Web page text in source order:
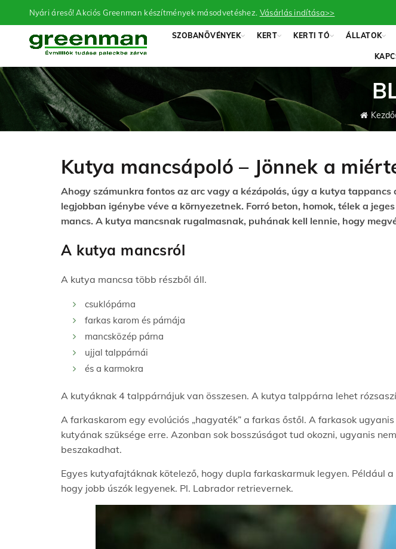
Nyári áreső! Akciós Greenman készítmények másodvetéshez. Vásárlás indítása>>
SZOBANÖVÉNYEK KERT KERTI TÓ ÁLLATOK
Kutya mancsápoló – Jönnek a
Ahogy számunkra fontos az arc vagy a kézápolás, úgy a kutya
legjobban igénybe véve a környezetnek. Forró beton, homok, télek a
mancs. A kutya mancsnak rugalmasnak, puhának kell lennie, hogy
A kutya mancsról
A kutya mancsa több részből áll.
csuklópárna
farkas karom és párnája
mancsközép párna
ujjal talppárnái
és a karmokra
A kutyáknak 4 talppárnájuk van összesen. A kutya talppárna lehet
A farkaskarom egy evolúciós „hagyaték” a farkas őstől. A farkasok
kutyának szüksége erre. Azonban sok bosszúságot tud okozni, ugyanis
beszakadhat.
Egyes kutyafajtáknak kötelező, hogy dupla farkaskarmuk legyen.
hogy jobb úszók legyenek. Pl. Labrador retrievernek.